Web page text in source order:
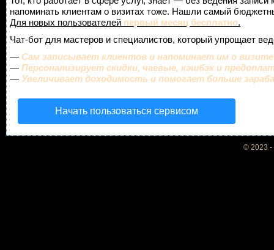
напоминать клиентам о визитах тоже. Нашли самый
Для новых пользователей первый месяц бесплатно.
Чат-бот для мастеров и специалистов, который упрощает
— Сам записывает клиентов и напоминает им о
— Персонализирует скидки, чаевые, кэшбэк и
— Увеличивает доходимость и помогает больше
Начать пользоваться сервисом
© 2023 -